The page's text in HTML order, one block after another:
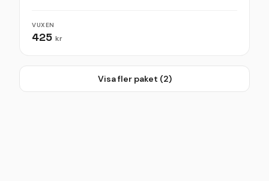
VUXEN
425 kr
Visa fler paket (2)